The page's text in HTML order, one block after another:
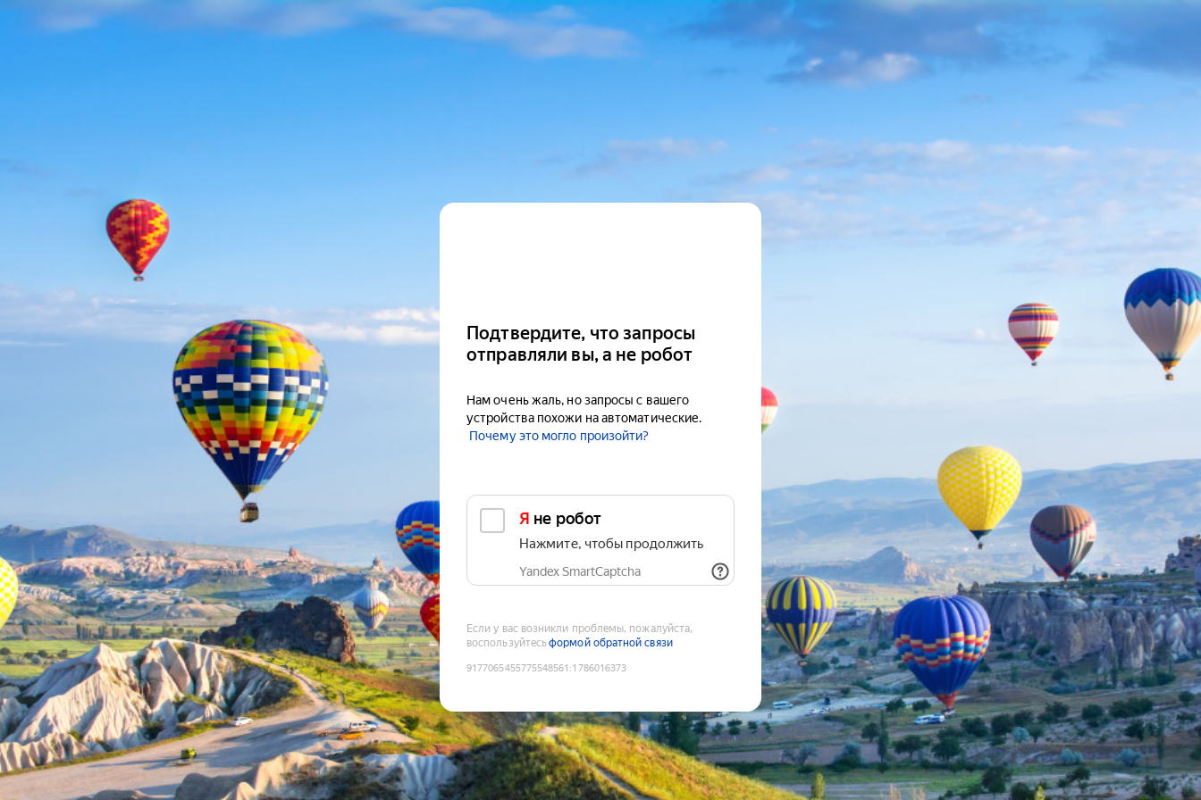
Подтвердите, что запросы
отправляли вы, а не робот
Нам очень жаль, но запросы с вашего
устройства похожи на автоматические.
Почему это могло произойти?
Я не робот
Нажмите, чтобы продолжить
Yandex SmartCaptcha
Если у вас возникли проблемы, пожалуйста,
воспользуйтесьформой обратной связи
9177065455775548561 :1786016373